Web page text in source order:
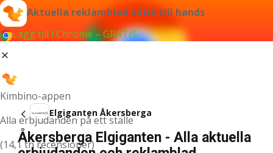
Aktuella reklamblad alltid till hands
Lägg till i Chrome – GRATIS
Kimbino-appen
Alla erbjudanden på ett ställe
(14,1 tn recensioner)
Elgiganten Åkersberga
Åkersberga Elgiganten - Alla aktuella